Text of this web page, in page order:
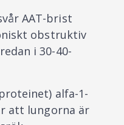
AAT-brist
obstruktiv
i 30-40-
alfa-1-
att lungorna är